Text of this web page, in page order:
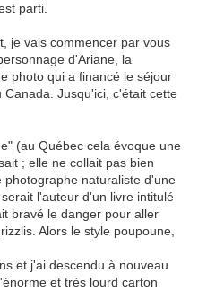
parti.
je vais commencer par vous
d'Ariane, la
photo qui a financé le séjour
Jusqu'ici, c'était cette
(au Québec cela évoque une
; elle ne collait pas bien
naturaliste d'une
l'auteur d'un livre intitulé
bravé le danger pour aller
Alors le style poupoune,
et j'ai descendu à nouveau
et très lourd carton